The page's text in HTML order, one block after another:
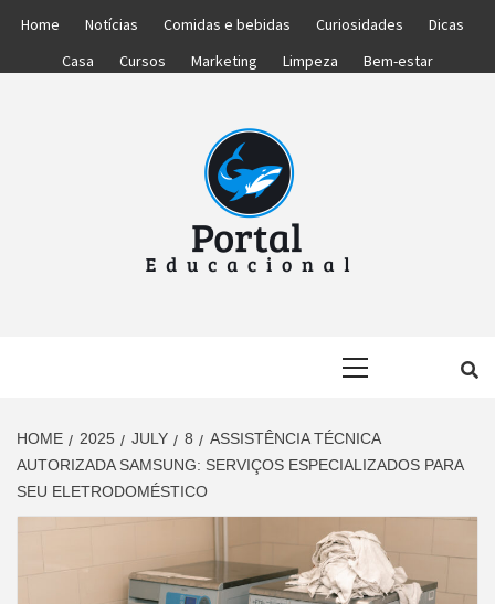
Home Notícias Comidas e bebidas Curiosidades
Dicas
Casa
Cursos Marketing Limpeza Bem-estar
HOME 2025 JULY 8
ASSISTÊNCIA TÉCNICA
AUTORIZADA SAMSUNG: SERVIÇOS ESPECIALIZADOS PARA
SEU ELETRODOMÉSTICO